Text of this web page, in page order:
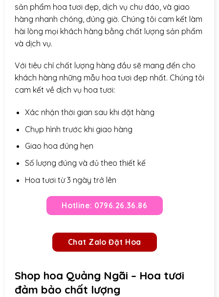
sản phẩm hoa tươi đẹp, dịch vụ chu đáo, và giao
hàng nhanh chóng, đúng giờ. Chúng tôi cam kết làm
hài lòng mọi khách hàng bằng chất lượng sản phẩm
và dịch vụ.
Với tiêu chí chất lượng hàng đầu sẽ mang đến cho
khách hàng những mẫu hoa tươi đẹp nhất. Chúng tôi
cam kết về dịch vụ hoa tươi:
Xác nhận thời gian sau khi đặt hàng
Chụp hình trước khi giao hàng
Giao hoa đúng hẹn
Số lượng đúng và đủ theo thiết kế
Hoa tươi từ 3 ngày trở lên
Hotline: 0796.26.36.86
Chat Zalo Đặt Hoa
Shop hoa Quảng Ngãi – Hoa tươi
đảm bảo chất lượng